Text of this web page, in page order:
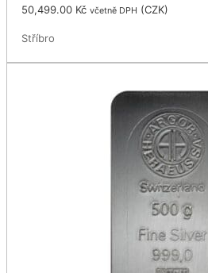
50,499.00 Kč včetně DPH (CZK)
Stříbro